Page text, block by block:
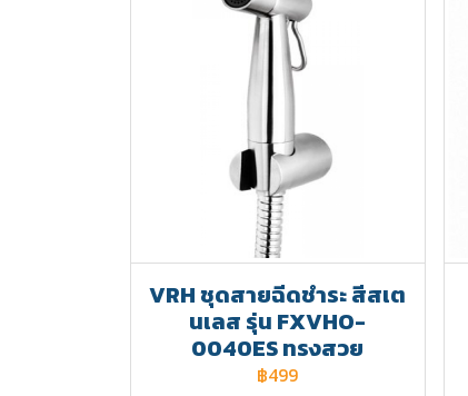
VRH ชุดสายฉีดชำระ สีสเต
นเลส รุ่น FXVHO-
0040ES ทรงสวย
฿499